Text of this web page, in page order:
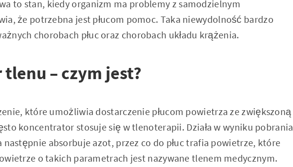
to stan, kiedy organizm ma problemy z samodzielnym
że potrzebna jest płucom pomoc. Taka niewydolność bardzo
chorobach płuc oraz chorobach układu krążenia.
– czym jest?
które umożliwia dostarczenie płucom powietrza ze zwiększoną
koncentrator stosuje się w tlenoterapii. Działa w wyniku pobrania
absorbuje azot, przez co do płuc trafia powietrze, które
o takich parametrach jest nazywane tlenem medycznym.